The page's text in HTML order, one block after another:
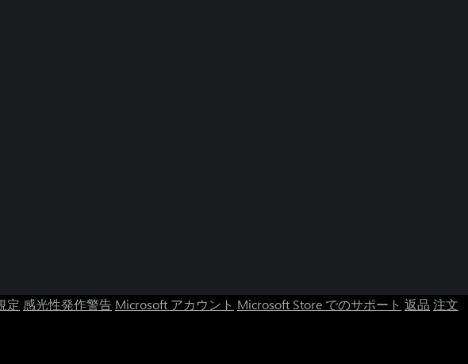
定 感光性発作警告 Microsoft アカウント Microsoft Store でのサポート 返品 注文